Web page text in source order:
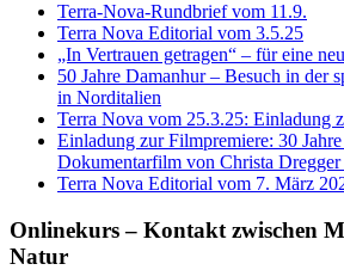
Terra-Nova-Rundbrief vom 11.9.
Terra Nova Editorial vom 3.5.25
„In Vertrauen getragen“ – für eine
50 Jahre Damanhur – Besuch in der
in Norditalien
Terra Nova vom 25.3.25: Einladung
Einladung zur Filmpremiere: 30
Dokumentarfilm von Christa
Terra Nova Editorial vom 7. März
Onlinekurs – Kontakt zwischen
Natur